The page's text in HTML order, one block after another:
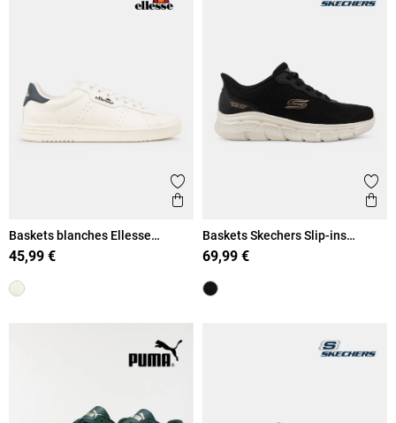
Ajouter aux favoris
Aperçu rapide
Baskets blanches Ellesse
homme (40-46)
45,99 €
Baskets Skechers Slip-ins
homme (41-46)
69,99 €